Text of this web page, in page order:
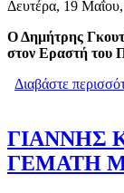
Δευτέρα, 19
Ο Δημήτρης
στον Εραστή του
Διαβάστε
ΓΙΑΝΝΗΣ
ΓΕΜΑΤΗ